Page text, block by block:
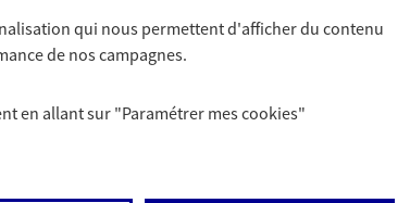
qui nous permettent d'afficher du contenu
de nos campagnes.
en allant sur "Paramétrer mescookies"